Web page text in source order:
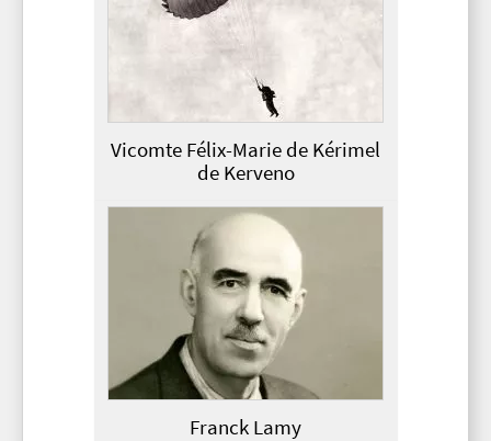
Vicomte Félix-Marie de Kérimel
de Kerveno
Franck Lamy